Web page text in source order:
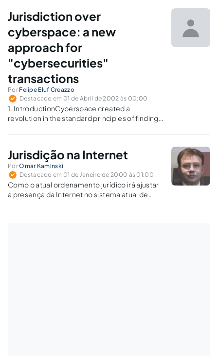
FUNDAMENTAIS - Enfoque inicial sobre
jurisdição e competência, apontando
conceitos e princípios…
Jurisdiction over
cyberspace: a new
approach for
"cybersecurities"
transactions
Por Felipe Eluf Creazzo
Destacado em 01 de Abril de 2002 às 00:00
1. IntroductionCyberspace created a
revolution in the standard principles of finding
authorities and law-makers have been
new forms of reducing the jurisdictional
discrepancies brought by Internet-based
relations. Not surprisingly,…
Jurisdição na Internet
PorOmar Kaminski
Destacado em 01 de Janeiro de 2000 às 01:00
Como o atual ordenamento jurídico irá ajustar
a presença da Internet no sistema atual de
sobre os demais meios de comunicação de